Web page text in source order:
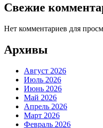
Свежие
Нет комментариев для
Архивы
Август 2026
Июль 2026
Июнь 2026
Май 2026
Апрель 2026
Март 2026
Февраль 2026